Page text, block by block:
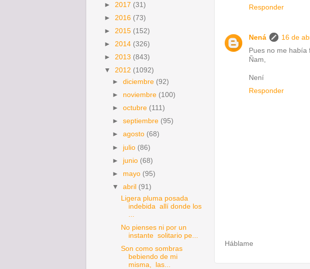
Responder
Nená
16 de
Pues no me había
Ñam,
Není
Responder
Háblame
► 2017 (31)
► 2016 (73)
► 2015 (152)
► 2014 (326)
► 2013 (843)
▼ 2012 (1092)
►diciembre (92)
► noviembre (100)
►octubre (111)
►septiembre (95)
►agosto (68)
► julio (86)
► junio (68)
► mayo (95)
▼abril (91)
Ligera pluma posada
indebida allí donde los
No pienses ni por un
instante solitario pe...
Son como sombras
bebiendo de mi
misma, las...